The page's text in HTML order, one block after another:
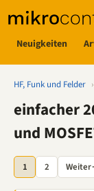
Neuigkeiten
HF, Funk und Felder ›
einfacher
und
1 2 Weiter